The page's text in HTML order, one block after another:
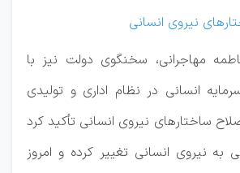
نیروی انسانی
مهاجرانی، سخنگوی دولت نیز با
انسانی در نظام اداری و تولیدی
ساختار‌های نیروی انسانی تأکید کرد
به نیروی انسانی تغییر کرده و امروز